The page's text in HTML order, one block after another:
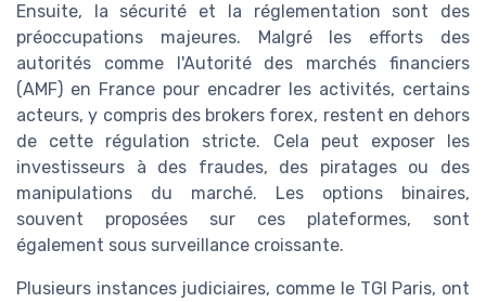
Ensuite, la sécurité et la réglementation sont des
préoccupations majeures. Malgré les efforts des
autorités comme l'Autorité des marchés financiers
(AMF) en France pour encadrer les activités, certains
acteurs, y compris des brokers forex, restent en dehors
de cette régulation stricte. Cela peut exposer les
investisseurs à des fraudes, des piratages ou des
manipulations du marché. Les options binaires,
souvent proposées sur ces plateformes, sont
également sous surveillance croissante.
Plusieurs instances judiciaires, comme le TGI Paris, ont